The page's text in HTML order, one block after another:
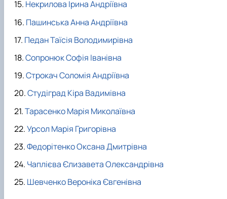
Некрилова Ірина Андріївна
Пашинська Анна Андріївна
Педан Таїсія Володимирівна
Сопронюк Софія Іванівна
Строкач Соломія Андріївна
Студіград Кіра Вадимівна
Тарасенко Марія Миколаївна
Урсол Марія Григорівна
Федорітенко Оксана Дмитрівна
Чаплієва Єлизавета Олександрівна
Шевченко Вероніка Євгенівна